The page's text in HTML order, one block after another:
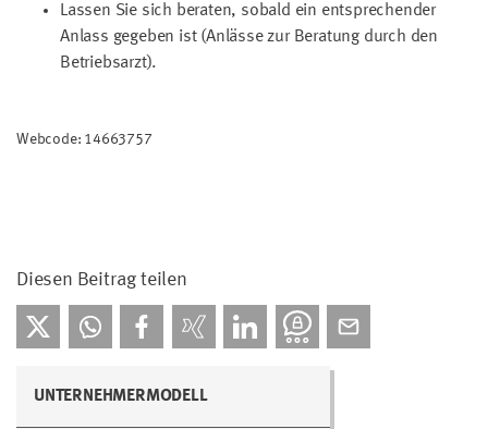
Lassen Sie sich beraten, sobald ein entsprechender
Anlass gegeben ist (Anlässe zur Beratung durch den
Betriebsarzt).
Webcode: 14663757
Diesen Beitrag teilen
UNTERNEHMERMODELL